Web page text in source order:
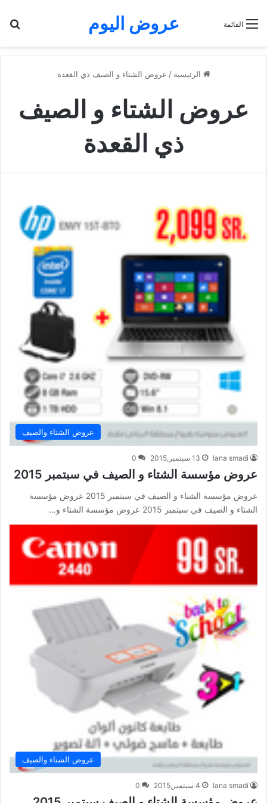
عروض اليوم القائمة
الرئيسية / عروض الشتاء و الصيف ذي القعدة
عروض الشتاء و الصيف
ذي القعدة
عروض الشتاء والصيف
lana smadi 13 سبتمبر,2015 0
عروض مؤسسة الشتاء و الصيف في سبتمبر 2015
عروض مؤسسة الشتاء و الصيف في سبتمبر 2015 عروض مؤسسة
الشتاء و الصيف في سبتمبر 2015 عروض مؤسسة الشتاء و…
عروض الشتاء والصيف
lana smadi 4 سبتمبر,2015 0